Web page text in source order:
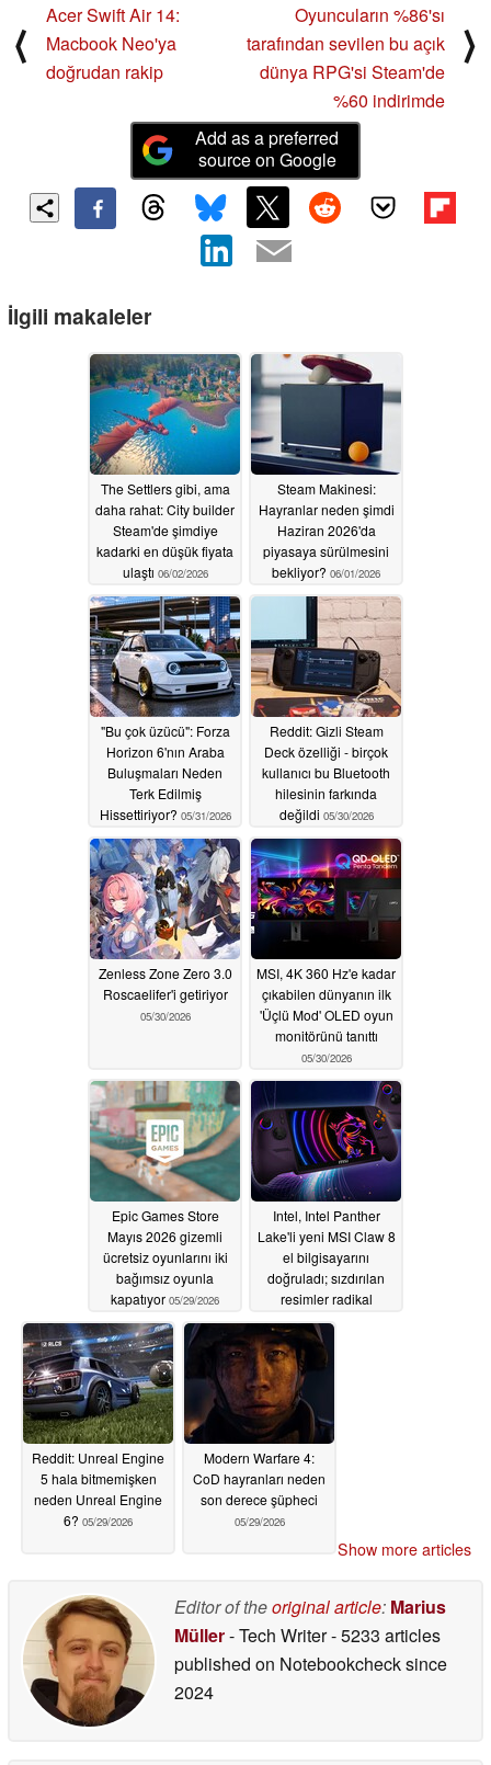
⟨
Acer Swift Air 14:
Macbook Neo'ya
doğrudan rakip
Oyuncuların %86'sı
tarafından sevilen bu açık
dünya RPG'si Steam'de
%60 indirimde
⟩
Add as a preferred
source on Google
İlgili makaleler
The Settlers gibi, ama
daha rahat: City builder
Steam'de şimdiye
kadarki en düşük fiyata
ulaştı 06/02/2026
Steam Makinesi:
Hayranlar neden şimdi
Haziran 2026'da
piyasaya sürülmesini
bekliyor? 06/01/2026
"Bu çok üzücü": Forza
Horizon 6'nın Araba
Buluşmaları Neden
Terk Edilmiş
Hissettiriyor? 05/31/2026
Reddit: Gizli Steam
Deck özelliği - birçok
kullanıcı bu Bluetooth
hilesinin farkında
değildi 05/30/2026
Zenless Zone Zero 3.0
Roscaelifer'i getiriyor
05/30/2026
MSI, 4K 360 Hz'e kadar
çıkabilen dünyanın ilk
'Üçlü Mod' OLED oyun
monitörünü tanıttı
05/30/2026
Epic Games Store
Mayıs 2026 gizemli
ücretsiz oyunlarını iki
bağımsız oyunla
kapatıyor 05/29/2026
Intel, Intel Panther
Lake'li yeni MSI Claw 8
el bilgisayarını
doğruladı; sızdırılan
resimler radikal
yeniden tasarımı ortaya
koyuyor
Reddit: Unreal Engine
5 hala bitmemişken
neden Unreal Engine
6? 05/29/2026
Modern Warfare 4:
CoD hayranları neden
son derece şüpheci
05/29/2026
Show more articles
Editor of theoriginal article: Marius
Müller- Tech Writer- 5233 articles
published on Notebookchecksince
2024